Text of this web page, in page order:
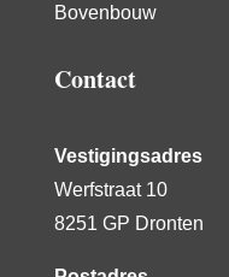
Bovenbouw
Contact
Vestigingsadres
Werfstraat 10
8251 GP Dronten